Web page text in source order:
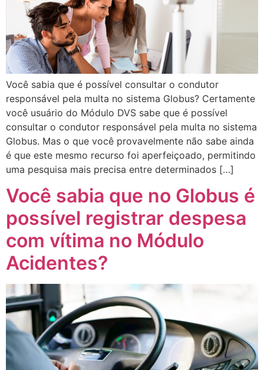
Você sabia que é possível consultar o condutor
responsável pela multa no sistema Globus? Certamente
você usuário do Módulo DVS sabe que é possível
consultar o condutor responsável pela multa no sistema
Globus. Mas o que você provavelmente não sabe ainda
é que este mesmo recurso foi aperfeiçoado, permitindo
uma pesquisa mais precisa entre determinados […]
Você sabia que no Globus é
possível registrar despesa
com vítima no Módulo
Acidentes?